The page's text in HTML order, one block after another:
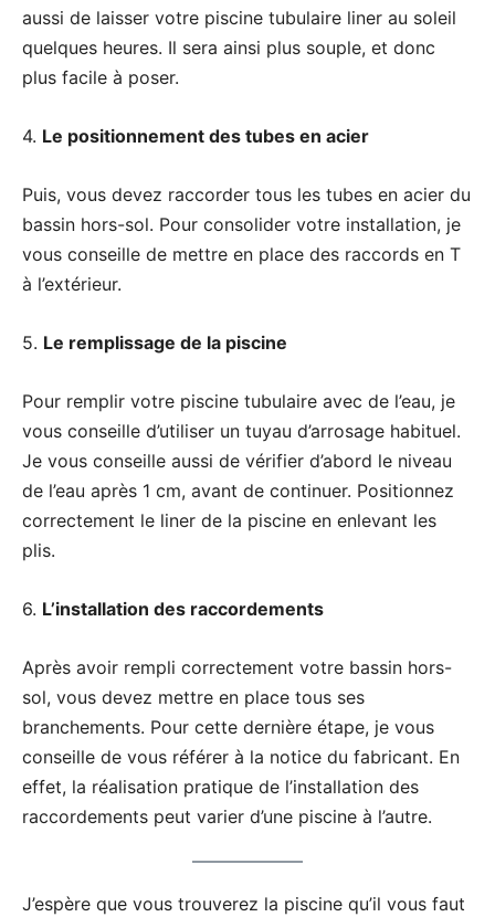
aussi de laisser votre piscine tubulaire liner au soleil
quelques heures. Il sera ainsi plus souple, et donc
plus facile à poser.
4. Le positionnement des tubes en acier
Puis, vous devez raccorder tous les tubes en acier du
bassin hors-sol. Pour consolider votre installation, je
vous conseille de mettre en place des raccords en T
à l’extérieur.
5. Le remplissage de la piscine
Pour remplir votre piscine tubulaire avec de l’eau, je
vous conseille d’utiliser un tuyau d’arrosage habituel.
Je vous conseille aussi de vérifier d’abord le niveau
de l’eau après 1 cm, avant de continuer. Positionnez
correctement le liner de la piscine en enlevant les
plis.
6. L’installation des raccordements
Après avoir rempli correctement votre bassin hors-
sol, vous devez mettre en place tous ses
branchements. Pour cette dernière étape, je vous
conseille de vous référer à la notice du fabricant. En
effet, la réalisation pratique de l’installation des
raccordements peut varier d’une piscine à l’autre.
J’espère que vous trouverez la piscine qu’il vous faut